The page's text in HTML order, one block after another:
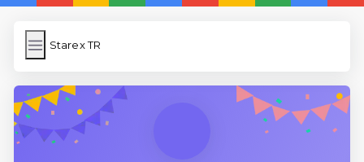
Starex TR
Starex TR
Link Kısaltma
WP Cache